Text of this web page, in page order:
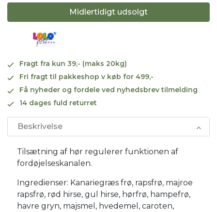
Midlertidigt udsolgt
Fragt fra kun 39,- (maks 20kg)
Fri fragt til pakkeshop v køb for 499,-
Få nyheder og fordele ved nyhedsbrev tilmelding
14 dages fuld returret
Beskrivelse
Tilsætning af hør regulerer funktionen af
fordøjelseskanalen.
Ingredienser: Kanariegræs frø, rapsfrø, majroe
rapsfrø, rød hirse, gul hirse, hørfrø, hampefrø,
havre gryn, majsmel, hvedemel, caroten,